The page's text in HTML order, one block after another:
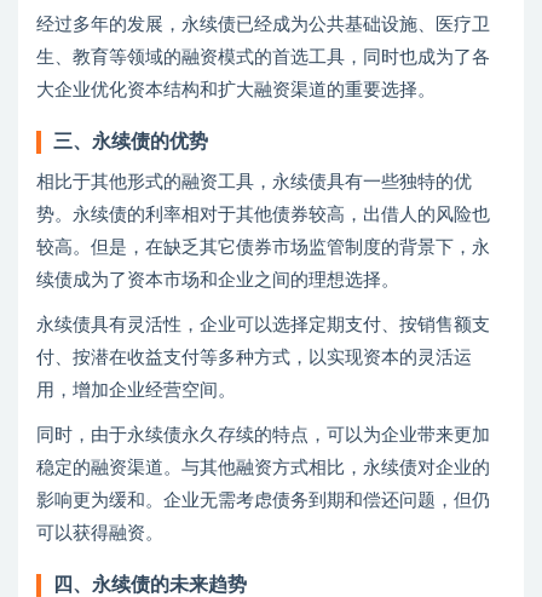
经过多年的发展，永续债已经成为公共基础设施、医疗卫
生、教育等领域的融资模式的首选工具，同时也成为了各
大企业优化资本结构和扩大融资渠道的重要选择。
三、永续债的优势
相比于其他形式的融资工具，永续债具有一些独特的优
势。永续债的利率相对于其他债券较高，出借人的风险也
较高。但是，在缺乏其它债券市场监管制度的背景下，永
续债成为了资本市场和企业之间的理想选择。
永续债具有灵活性，企业可以选择定期支付、按销售额支
付、按潜在收益支付等多种方式，以实现资本的灵活运
用，增加企业经营空间。
同时，由于永续债永久存续的特点，可以为企业带来更加
稳定的融资渠道。与其他融资方式相比，永续债对企业的
影响更为缓和。企业无需考虑债务到期和偿还问题，但仍
可以获得融资。
四、永续债的未来趋势